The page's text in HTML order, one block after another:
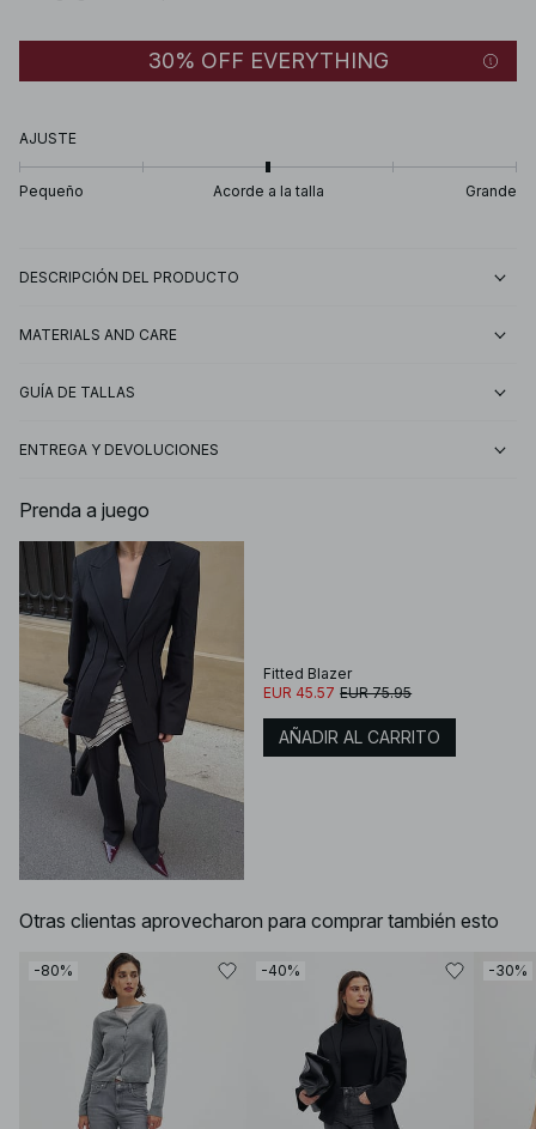
30% OFF EVERYTHING
AJUSTE
Pequeño Acorde a la talla Grande
DESCRIPCIÓN DEL PRODUCTO
MATERIALS AND CARE
GUÍA DE TALLAS
ENTREGA Y DEVOLUCIONES
Prenda a juego
Fitted Blazer
EUR 45.57 EUR 75.95
AÑADIR AL CARRITO
Otras clientas aprovecharon para comprar también esto
-80% -40% -30%